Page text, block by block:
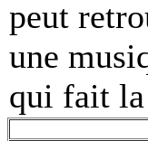
peut
une
qui fait